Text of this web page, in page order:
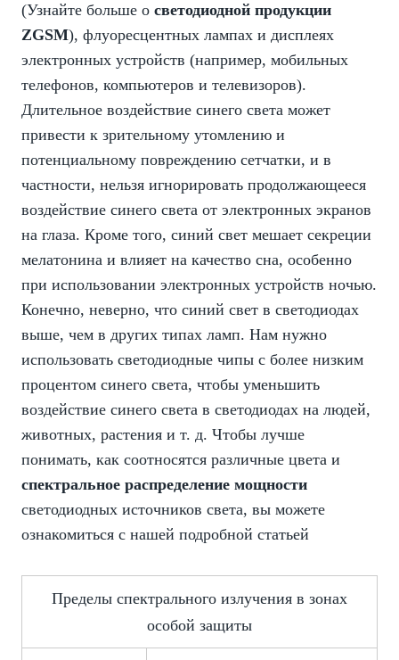
(Узнайте больше о светодиодной продукции
ZGSM), флуоресцентных лампах и дисплеях
электронных устройств (например, мобильных
телефонов, компьютеров и телевизоров).
Длительное воздействие синего света может
привести к зрительному утомлению и
потенциальному повреждению сетчатки, и в
частности, нельзя игнорировать продолжающееся
воздействие синего света от электронных экранов
на глаза. Кроме того, синий свет мешает секреции
мелатонина и влияет на качество сна, особенно
при использовании электронных устройств ночью.
Конечно, неверно, что синий свет в светодиодах
выше, чем в других типах ламп. Нам нужно
использовать светодиодные чипы с более низким
процентом синего света, чтобы уменьшить
воздействие синего света в светодиодах на людей,
животных, растения и т. д. Чтобы лучше
понимать, как соотносятся различные цвета и
спектральное распределение мощности
светодиодных источников света, вы можете
ознакомиться с нашей подробной статьей
Пределы спектрального излучения в зонах
особой защиты